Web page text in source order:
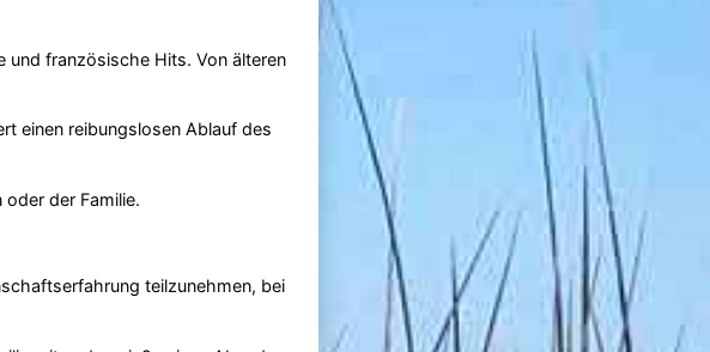
und französische Hits. Von älteren
einen reibungslosen Ablauf des
der Familie.
teilzunehmen, bei